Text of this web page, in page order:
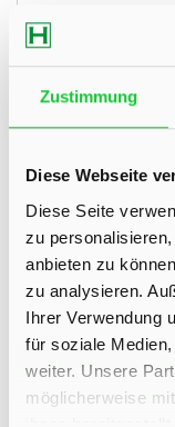
Zustimmung
Diese Webseite
Diese Seite
zu
anbieten zu
zu analysieren.
Ihrer Verwendung
für soziale
weiter. Unsere
möglicherweise
WOHNFLÄCHE
529.000,- €
Quickborn
Großzügig